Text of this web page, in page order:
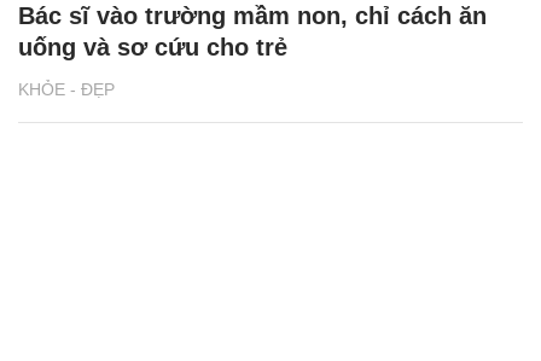
KHỎE - ĐẸP
Bác sĩ vào trường mầm non, chỉ cách ăn
uống và sơ cứu cho trẻ